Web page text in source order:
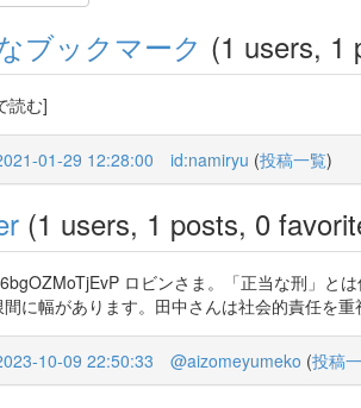
ブックマーク (1 users, 1
読む]
01-29 12:28:00 id:namiryu (投稿一覧)
(1 users, 1 posts, 0
ロビンさま。「正当な刑」と
間に幅があります。田中さんは社会的責任を
10-09 22:50:33 @aizomeyumeko (投稿